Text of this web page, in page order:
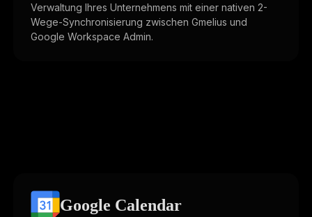
Verwaltung Ihres Unternehmens mit einer nativen 2-
Wege-Synchronisierung zwischen Gmelius und
Google Workspace Admin.
Google Calendar